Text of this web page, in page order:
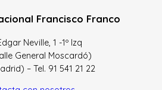
Francisco Franco
Neville, 1 -1º Izq
General Moscardó)
– Tel. 91 541 21 22